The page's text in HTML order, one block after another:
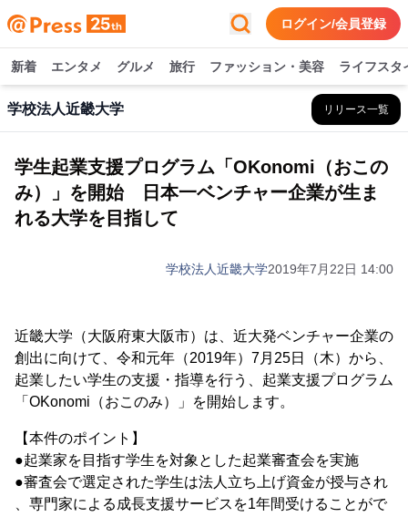
ログイン/会員登録
新着 エンタメ グルメ 旅行 ファッション・美容 ライフスタ
学校法人近畿大学 リリース一覧
学生起業支援プログラム「OKonomi（おこの
み）」を開始 日本一ベンチャー企業が生ま
れる大学を目指して
学校法人近畿大学2019年7月22日 14:00
近畿大学（大阪府東大阪市）は、近大発ベンチャー企業の
創出に向けて、令和元年（2019年）7月25日（木）から、
起業したい学生の支援・指導を行う、起業支援プログラム
「OKonomi（おこのみ）」を開始します。
【本件のポイント】
●起業家を目指す学生を対象とした起業審査会を実施
●審査会で選定された学生は法人立ち上げ資金が授与され
、専門家による成長支援サービスを1年間受けることがで